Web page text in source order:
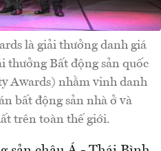
là giải thưởng danh giá
thưởng Bất động sản quốc
Awards) nhằm vinh danh
bất động sản nhà ở và
trên toàn thế giới.